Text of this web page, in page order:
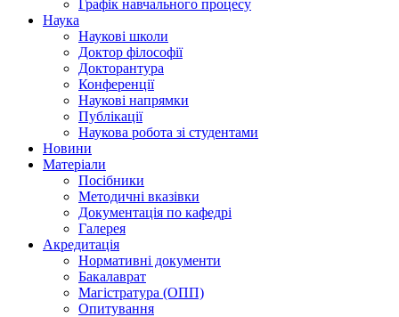
Графік навчального процесу
Наука
Наукові школи
Доктор філософії
Докторантура
Конференції
Наукові напрямки
Публікації
Наукова робота зі студентами
Новини
Матеріали
Посібники
Методичні вказівки
Документація по кафедрі
Галерея
Акредитація
Нормативні документи
Бакалаврат
Магістратура (ОПП)
Опитування